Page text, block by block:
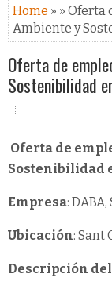
Home » » Oferta
Ambiente y
Oferta de
Sostenibilidad
Oferta de
Sostenibilidad
Empresa: DABA,
Ubicación: Sant
Descripción